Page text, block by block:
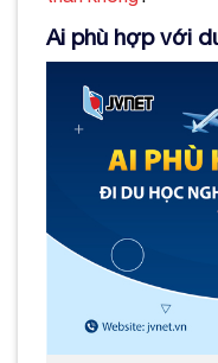
Ai phù hợp với